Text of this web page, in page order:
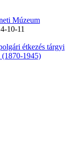
Múzeum
10-11
étkezés tárgyi
(1870-1945)